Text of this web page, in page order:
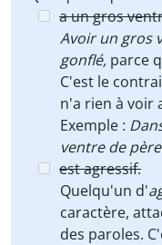
a un gros
Avoir un gros
gonflé, parce
C'est le
n'a rien à voir
Exemple :
ventre de
est agressif.
Quelqu'un d'
caractère,
des paroles.